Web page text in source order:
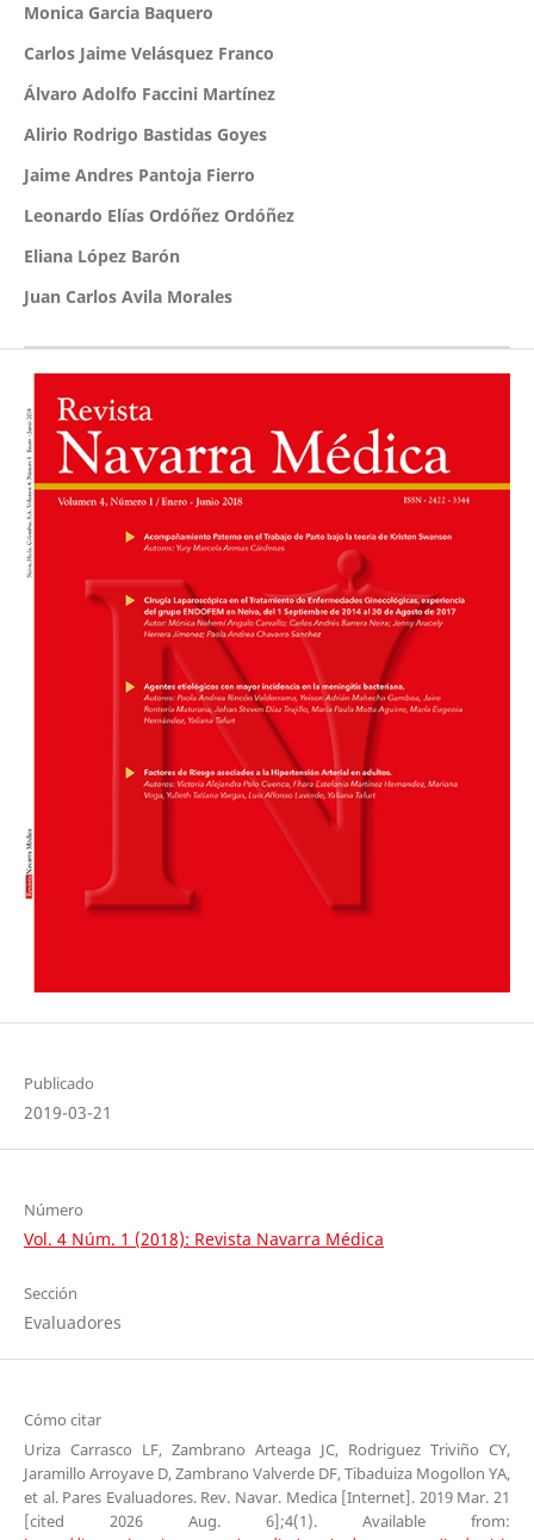
Monica Garcia Baquero
Carlos Jaime Velásquez Franco
Álvaro Adolfo Faccini Martínez
Alirio Rodrigo Bastidas Goyes
Jaime Andres Pantoja Fierro
Leonardo Elías Ordóñez Ordóñez
Eliana López Barón
Juan Carlos Avila Morales
Publicado
2019-03-21
Número
Vol. 4 Núm. 1 (2018): Revista Navarra Médica
Sección
Evaluadores
Cómo citar
Uriza Carrasco LF, Zambrano Arteaga JC, Rodriguez Triviño CY,
Jaramillo Arroyave D, Zambrano Valverde DF, Tibaduiza Mogollon YA,
et al. Pares Evaluadores. Rev. Navar. Medica [Internet]. 2019 Mar. 21
[cited 2026 Aug. 6];4(1). Available from: